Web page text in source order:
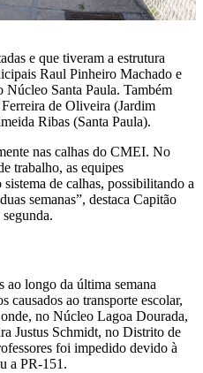
e que tiveram a estrutura
Raul Pinheiro Machado e
Santa Paula. Também
de Oliveira (Jardim
Ribas (Santa Paula).
nas calhas do CMEI. No
trabalho, as equipes
de calhas, possibilitando a
semanas”, destaca Capitão
ao longo da última semana
causados ao transporte escolar,
no Núcleo Lagoa Dourada,
Justus Schmidt, no Distrito de
foi impedido devido à
a PR-151.